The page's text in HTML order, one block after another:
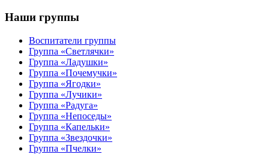
Наши группы
Воспитатели группы
Группа «Светлячки»
Группа «Ладушки»
Группа «Почемучки»
Группа «Ягодки»
Группа «Лучики»
Группа «Радуга»
Группа «Непоседы»
Группа «Капельки»
Группа «Звездочки»
Группа «Пчелки»